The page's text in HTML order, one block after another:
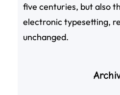
five centuries, but also
electronic typesetting,
unchanged.